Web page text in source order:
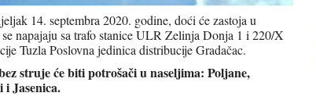
14. septembra 2020. godine, doći će zastoja u
napajaju sa trafo stanice ULR Zelinja Donja 1 i 220/X
Tuzla Poslovna jedinica distribucije Gradačac.
struje će biti potrošači u naseljima: Poljane,
Jasenica.